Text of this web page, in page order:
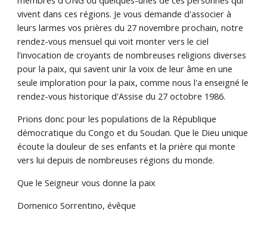
vivent dans ces régions. Je vous demande d'associer à
leurs larmes vos prières du 27 novembre prochain, notre
rendez-vous mensuel qui voit monter vers le ciel
l'invocation de croyants de nombreuses religions diverses
pour la paix, qui savent unir la voix de leur âme en une
seule imploration pour la paix, comme nous l'a enseigné le
rendez-vous historique d'Assise du 27 octobre 1986.
Prions donc pour les populations de la République
démocratique du Congo et du Soudan. Que le Dieu unique
écoute la douleur de ses enfants et la prière qui monte
vers lui depuis de nombreuses régions du monde.
Que le Seigneur vous donne la paix
Domenico Sorrentino, évêque